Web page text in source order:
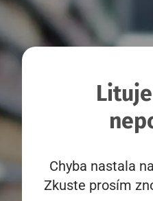
Chyba nastala
Zkuste prosím